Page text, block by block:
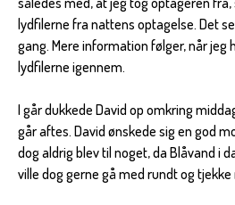
lydfilerne fra nattens optagelse. Det
gang. Mere information følger, når jeg
lydfilerne igennem.
I går dukkede David op omkring
går aftes. David ønskede sig en god
dog aldrig blev til noget, da Blåvand i
ville dog gerne gå med rundt og tjekke